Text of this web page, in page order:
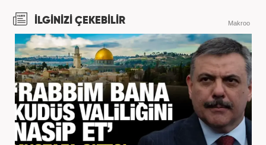
İLGİNİZİ ÇEKEBİLİR Makroo